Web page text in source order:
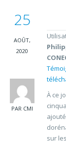
25
AOÛT,
2020
PAR CMI
À ce
sur